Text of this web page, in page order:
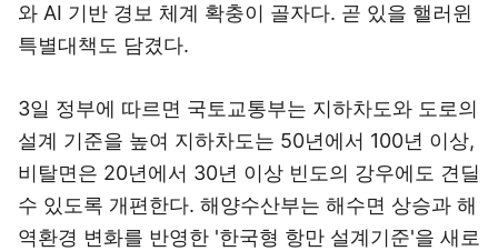
와 AI 기반 경보 체계 확충이 골자다. 곧 있을 핼러윈
특별대책도 담겼다.
3일 정부에 따르면 국토교통부는 지하차도와 도로의
설계 기준을 높여 지하차도는 50년에서 100년 이상,
비탈면은 20년에서 30년 이상 빈도의 강우에도 견딜
수 있도록 개편한다. 해양수산부는 해수면 상승과 해
역환경 변화를 반영한 '한국형 항만 설계기준'을 새로